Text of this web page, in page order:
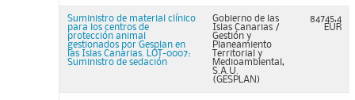
Suministro de material clínico
para los centros de
protección animal
gestionados por Gesplan en
las Islas Canarias. LOT-0007:
Suministro de sedación
Gobierno de las
Islas Canarias /
Gestión y
Planeamiento
Territorial y
Medioambiental,
S.A.U.
(GESPLAN)
84745,4
EUR